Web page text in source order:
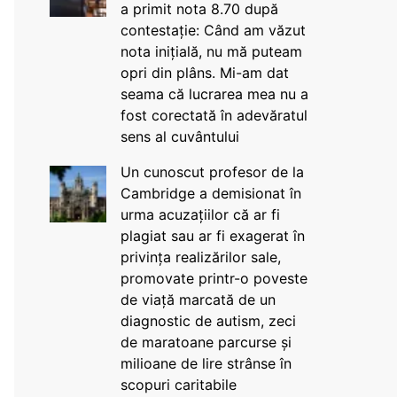
a primit nota 8.70 după
contestație: Când am văzut
nota inițială, nu mă puteam
opri din plâns. Mi-am dat
seama că lucrarea mea nu a
fost corectată în adevăratul
sens al cuvântului
Un cunoscut profesor de la
Cambridge a demisionat în
urma acuzațiilor că ar fi
plagiat sau ar fi exagerat în
privința realizărilor sale,
promovate printr-o poveste
de viață marcată de un
diagnostic de autism, zeci
de maratoane parcurse și
milioane de lire strânse în
scopuri caritabile